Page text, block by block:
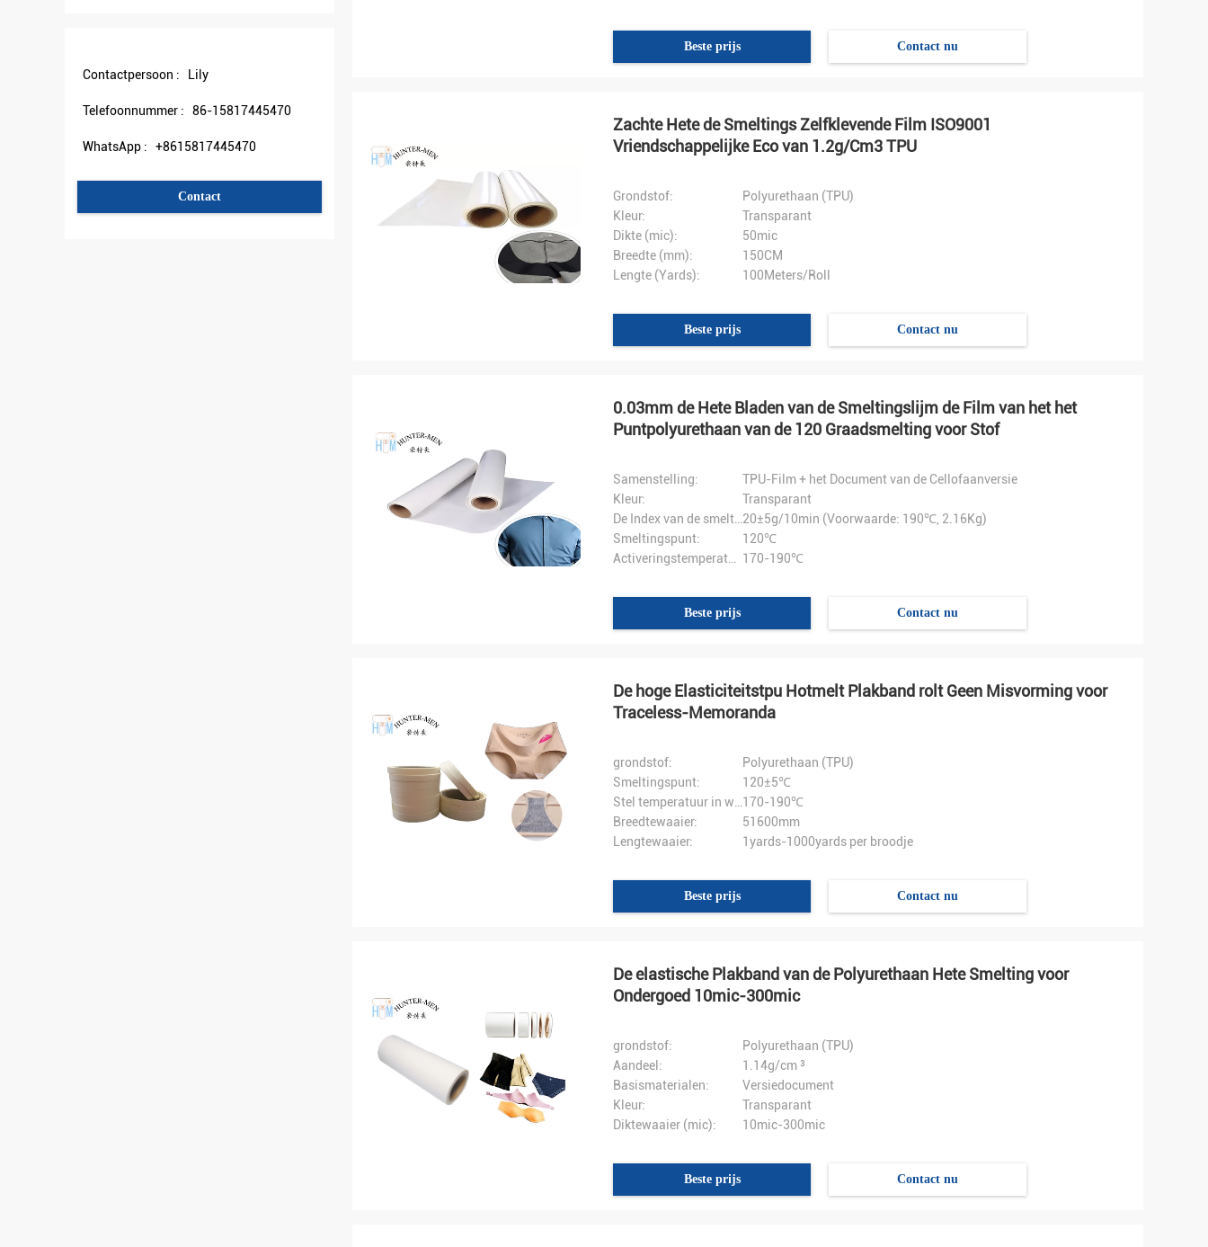
Contactpersoon : Lily
Telefoonnummer : 86-15817445470
WhatsApp : +8615817445470
Contact
Beste prijs Contact nu
Zachte Hete de Smeltings Zelfklevende Film ISO9001
Vriendschappelijke Eco van 1.2g/Cm3 TPU
Grondstof:
Polyurethaan (TPU)
Kleur:
Transparant
Dikte (mic):
50mic
Breedte (mm):
150CM
Lengte (Yards):
100Meters/Roll
Beste prijs Contact nu
0.03mm de Hete Bladen van de Smeltingslijm de Film van het het
Puntpolyurethaan van de 120 Graadsmelting voor Stof
Samenstelling:
TPU-Film + het Document van de Cellofaanversie
Kleur:
Transparant
20±5g/10min (Voorwaarde: 190℃, 2.16Kg)
Smeltingspunt:
120℃
170-190℃
Beste prijs Contact nu
De hoge Elasticiteitstpu Hotmelt Plakband rolt Geen Misvorming voor
Traceless-Memoranda
grondstof:
Polyurethaan (TPU)
Smeltingspunt:
120±5℃
170-190℃
Breedtewaaier:
51600mm
Lengtewaaier:
1yards-1000yards per broodje
Beste prijs Contact nu
De elastische Plakband van de Polyurethaan Hete Smelting voor
Ondergoed 10mic-300mic
grondstof:
Polyurethaan (TPU)
Aandeel:
1.14g/cm ³
Basismaterialen:
Versiedocument
Kleur:
Transparant
Diktewaaier (mic):
10mic-300mic
Beste prijs Contact nu